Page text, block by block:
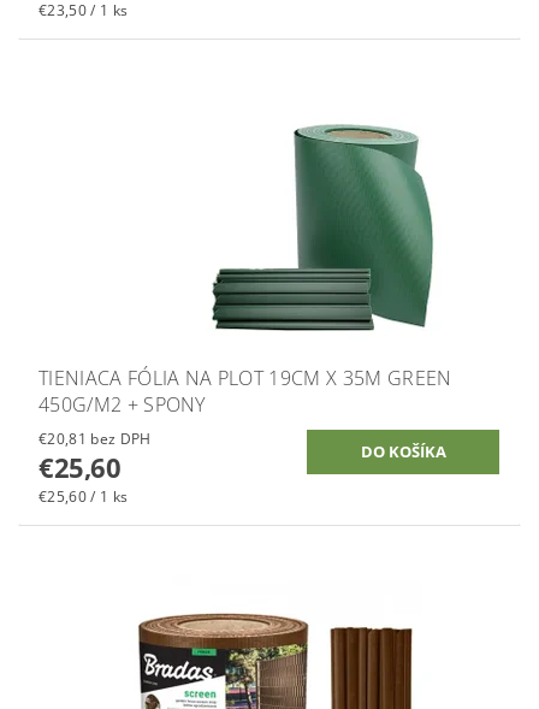
€23,50 / 1 ks
TIENIACA FÓLIA NA PLOT 19CM X 35M GREEN
450G/M2 + SPONY
€20,81 bez DPH
€25,60
€25,60 / 1 ks